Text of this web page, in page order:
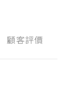
顧客評價